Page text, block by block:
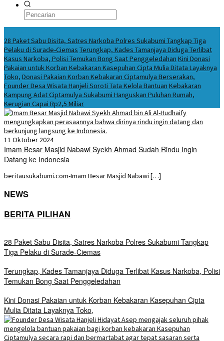
28 Paket Sabu Disita, Satres Narkoba Polres Sukabumi Tangkap Tiga
Pelaku di Surade-Ciemas Terungkap, Kades Tamanjaya Diduga Terlibat
Kasus Narkoba, Polisi Temukan Bong Saat Penggeledahan Kini Donasi
Pakaian untuk Korban Kebakaran Kasepuhan Cipta Mulia Ditata Layaknya
Toko, Donasi Pakaian Korban Kebakaran Ciptamulya Berserakan,
Founder Desa Wisata Hanjeli Soroti Tata Kelola Bantuan Kebakaran
Kampung Adat Ciptamulya Sukabumi Hanguskan Puluhan Rumah,
Kerugian Capai Rp2,5 Miliar
11 Oktober 2024
Imam Besar Masjid Nabawi Syekh Ahmad Sudah Rindu Ingin
Datang ke Indonesia
beritausukabumi.com-Imam Besar Masjid Nabawi […]
NEWS
BERITA PILIHAN
28 Paket Sabu Disita, Satres Narkoba Polres Sukabumi Tangkap
Tiga Pelaku di Surade-Ciemas
Terungkap, Kades Tamanjaya Diduga Terlibat Kasus Narkoba, Polisi
Temukan Bong Saat Penggeledahan
Kini Donasi Pakaian untuk Korban Kebakaran Kasepuhan Cipta
Mulia Ditata Layaknya Toko,